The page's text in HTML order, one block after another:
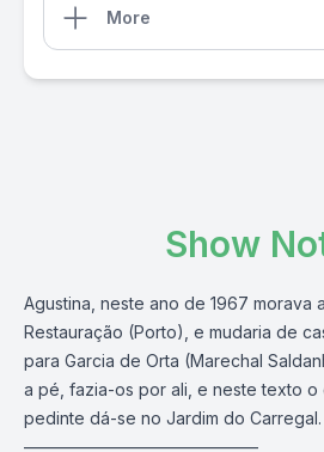
More
Show
Agustina, neste ano de 1967 morava
Restauração (Porto), e mudaria de
para Garcia de Orta (Marechal
a pé, fazia-os por ali, e neste texto o
pedinte dá-se no Jardim do Carregal.
——————————————